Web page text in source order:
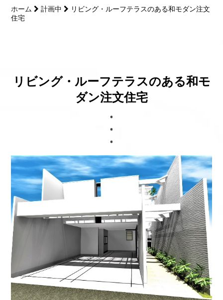
サービス
ホーム 計画中
リビング・ルーフテラスのある和モダン注文
住宅
リビング・ルーフテラスのある和モ
ダン注文住宅